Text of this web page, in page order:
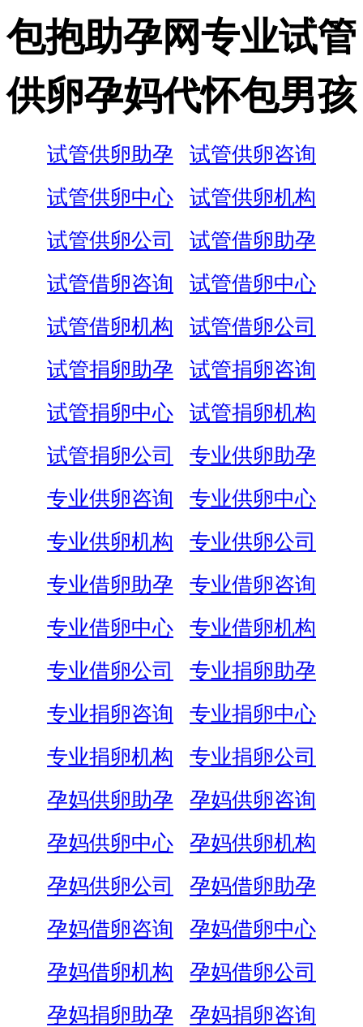
包抱助孕网专业试管
供卵孕妈代怀包男孩
试管供卵助孕
试管供卵咨询
试管供卵中心
试管供卵机构
试管供卵公司
试管借卵助孕
试管借卵咨询
试管借卵中心
试管借卵机构
试管借卵公司
试管捐卵助孕
试管捐卵咨询
试管捐卵中心
试管捐卵机构
试管捐卵公司
专业供卵助孕
专业供卵咨询
专业供卵中心
专业供卵机构
专业供卵公司
专业借卵助孕
专业借卵咨询
专业借卵中心
专业借卵机构
专业借卵公司
专业捐卵助孕
专业捐卵咨询
专业捐卵中心
专业捐卵机构
专业捐卵公司
孕妈供卵助孕
孕妈供卵咨询
孕妈供卵中心
孕妈供卵机构
孕妈供卵公司
孕妈借卵助孕
孕妈借卵咨询
孕妈借卵中心
孕妈借卵机构
孕妈借卵公司
孕妈捐卵助孕
孕妈捐卵咨询